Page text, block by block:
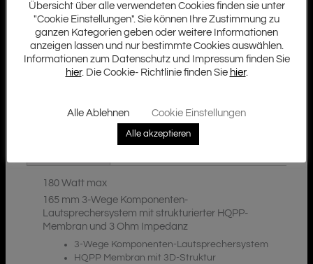
Zusätzliche Informationen
180 Watt max
165 mm 3-Wege Komponenten-
Lautsprechersystem mit strukturierter HQPP-
Membran und 3 Ohm Impedanz
3-Wege Komponenten-Lautsprechersystem
HQPP Membran mit 3D-Struktur
Übersicht über alle verwendeten Cookies finden sie unter
"Cookie Einstellungen". Sie können Ihre Zustimmung zu
ganzen Kategorien geben oder weitere Informationen
anzeigen lassen und nur bestimmte Cookies auswählen.
Informationen zum Datenschutz und Impressum finden Sie
hier. Die Cookie- Richtlinie finden Sie hier.
Alle Ablehnen Cookie Einstellungen
Alle akzeptieren